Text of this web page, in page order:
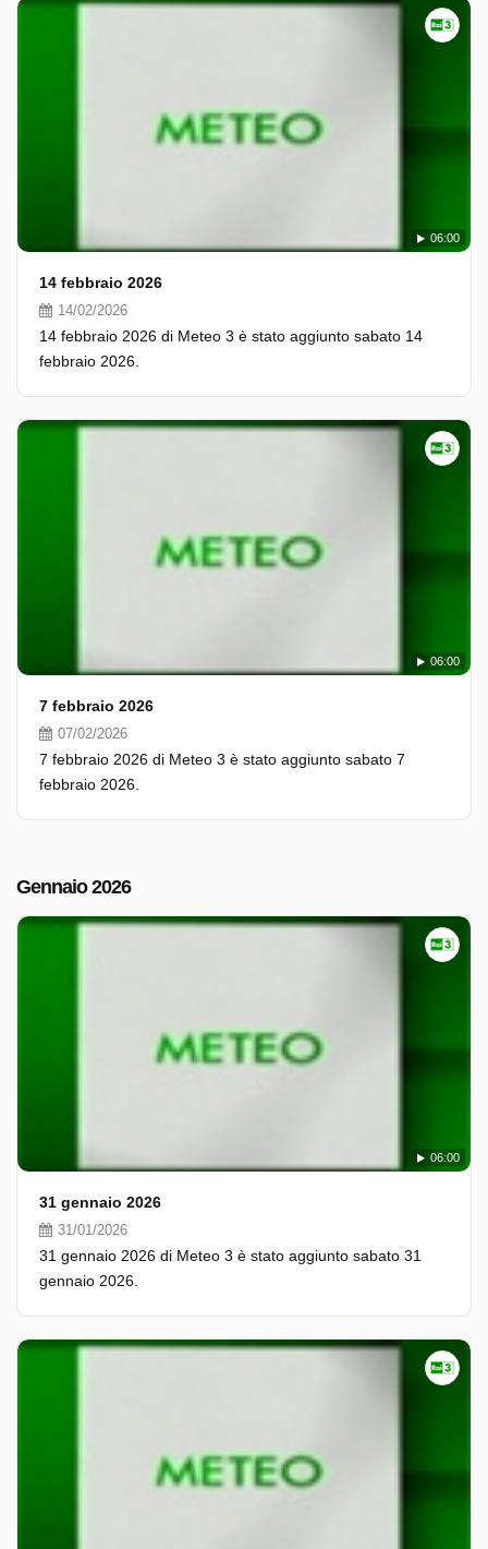
06:00
14 febbraio 2026
14/02/2026
14 febbraio 2026 di Meteo 3 è stato aggiunto sabato 14
febbraio 2026.
06:00
7 febbraio 2026
07/02/2026
7 febbraio 2026 di Meteo 3 è stato aggiunto sabato 7
febbraio 2026.
Gennaio 2026
06:00
31 gennaio 2026
31/01/2026
31 gennaio 2026 di Meteo 3 è stato aggiunto sabato 31
gennaio 2026.